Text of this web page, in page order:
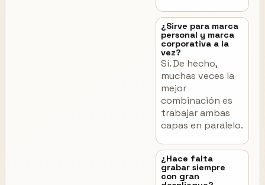
¿Sirve para marca
personal y marca
corporativa a la
vez?
Sí. De hecho,
muchas veces la
mejor
combinación es
trabajar ambas
capas en paralelo.
¿Hace falta
grabar siempre
con gran